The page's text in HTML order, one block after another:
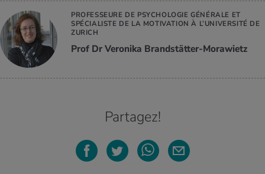
PROFESSEURE DE PSYCHOLOGIE GÉNÉRALE ET
SPÉCIALISTE DE LA MOTIVATION À L’UNIVERSITÉ DE
ZURICH
Prof Dr Veronika Brandstätter-Morawietz
Partagez!